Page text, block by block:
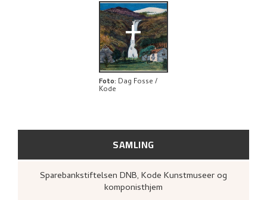
UTSTILLINGSHISTORIE
BIBLIOGRAFI
UTFORSK
SAMLING
Sparebankstiftelsen DNB, Kode Kunstmuseer og
komponisthjem
+
Foto: Dag Fosse /
Kode